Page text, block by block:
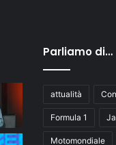
Parliamo di…
attualità
Formula 1
Motomondiale